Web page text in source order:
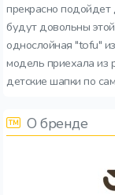
прекрасно подойдет
будут довольны
однослойная "tofu"
модель приехала из
детские шапки по
О бренде